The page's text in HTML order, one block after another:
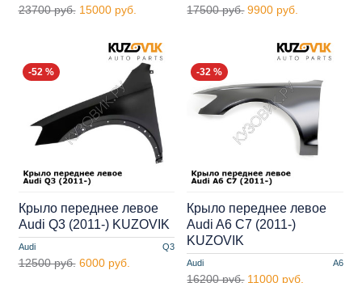
23700 руб. 15000 руб. 17500 руб. 9900 руб.
-52 %
Audi Q3
Крыло переднее левое
Audi Q3 (2011-) KUZOVIK
12500 руб. 6000 руб.
-32 %
Audi A6
Крыло переднее левое
Audi A6 C7 (2011-)
KUZOVIK
16200 руб. 11000 руб.